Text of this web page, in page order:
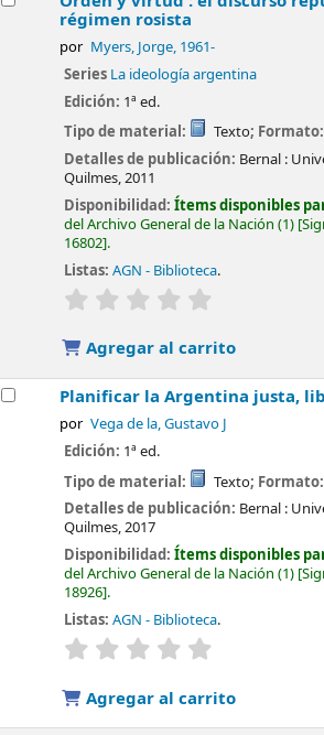
régimen rosista
por Myers, Jorge, 1961-
Series La ideología argentina
Edición: 1ª ed.
Tipo de material:
Texto; Formato:
Detalles de publicación: Bernal :
Quilmes,2011
Disponibilidad:Ítems disponibles
del Archivo General de la Nación (1)
16802 .
Listas: AGN - Biblioteca.
valoración
Agregar al carrito
Planificar la Argentina justa,
por Vega de la, Gustavo J
Edición: 1ª ed.
Tipo de material:
Texto; Formato:
Detalles de publicación: Bernal :
Quilmes,2017
Disponibilidad:Ítems disponibles
del Archivo General de la Nación (1)
18926 .
Listas: AGN - Biblioteca.
valoración
Agregar al carrito